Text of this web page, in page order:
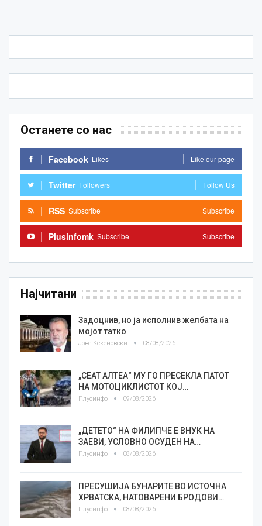
Останете со нас
Facebook Likes Like our page
Twitter Followers Follow Us
RSS Subscribe Subscribe
Plusinfomk Subscribe Subscribe
Најчитани
Задоцнив, но ја исполнив желбата на
мојот татко
Јове Кекеновски 08/08/2026
„СЕАТ АЛТЕА“ МУ ГО ПРЕСЕКЛА ПАТОТ
НА МОТОЦИКЛИСТОТ КОЈ…
Плусинфо 09/08/2026
„ДЕТЕТО“ НА ФИЛИПЧЕ Е ВНУК НА
ЗАЕВИ, УСЛОВНО ОСУДЕН НА…
Плусинфо 08/08/2026
ПРЕСУШИЈА БУНАРИТЕ ВО ИСТОЧНА
ХРВАТСКА, НАТОВАРЕНИ БРОДОВИ…
Плусинфо 08/08/2026